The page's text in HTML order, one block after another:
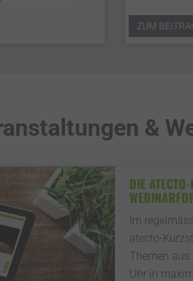
ZUM
&
DIE ATECTO-
Im
atecto-
Themen aus
Uhr in